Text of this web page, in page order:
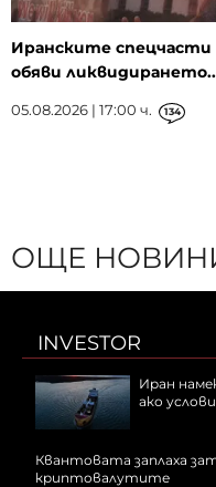
Иранските спецчасти
обяви
05.08.2026 | 17:00 ч. 134
ОЩЕ
INVESTOR
Иран
ако
Квантовата заплаха
криптовалутите